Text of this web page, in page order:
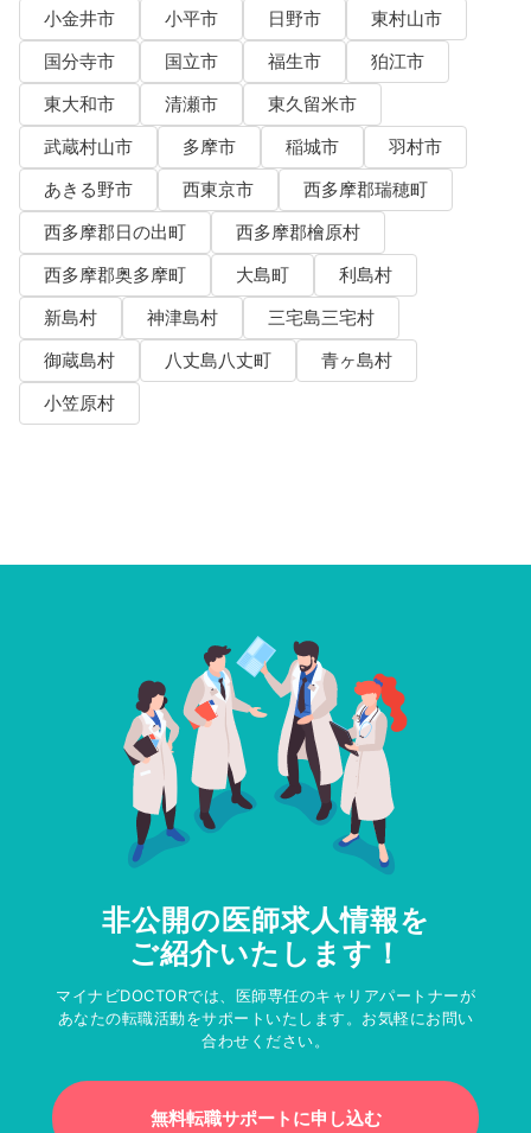
小金井市
小平市 日野市
東村山市
国分寺市
国立市 福生市
狛江市
東大和市
清瀬市
東久留米市
武蔵村山市
多摩市 稲城市
羽村市
あきる野市
西東京市
西多摩郡瑞穂町
西多摩郡日の出町
西多摩郡檜原村
西多摩郡奥多摩町
大島町
利島村
新島村
神津島村
三宅島三宅村
御蔵島村
八丈島八丈町
青ヶ島村
小笠原村
非公開の医師求人情報を
ご紹介いたします！
マイナビDOCTORでは、医師専任のキャリアパートナーが
あなたの転職活動をサポートいたします。お気軽にお問い
合わせください。
無料転職サポートに申し込む